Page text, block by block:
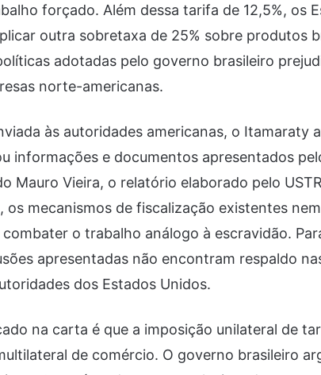
forçado. Além dessa tarifa de 12,5%, os
outra sobretaxa de 25% sobre produtos
adotadas pelo governo brasileiro
norte-americanas.
às autoridades americanas, o Itamaraty
informações e documentos apresentados
Mauro Vieira, o relatório elaborado pelo
os mecanismos de fiscalização existentes
o trabalho análogo à escravidão.
apresentadas não encontram respaldo
dos Estados Unidos.
na carta é que a imposição unilateral de
de comércio. O governo brasileiro